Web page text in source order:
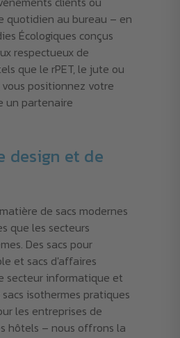
quotidien au bureau – en
Écologiques conçus
respectueux de
que le rPET, le jute ou
vous positionnez votre
un partenaire
design et de
de sacs modernes
que les secteurs
Des sacs pour
et sacs d'affaires
secteur informatique et
isothermes pratiques
les entreprises de
hôtels – nous offrons la